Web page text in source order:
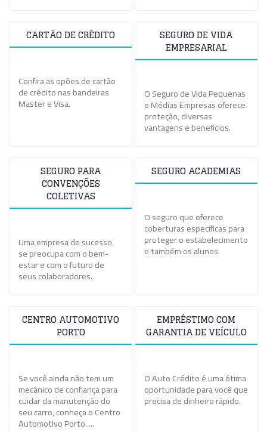
CARTÃO DE CRÉDITO
Confira as opões de cartão
de crédito nas bandeiras
Master e Visa.
SEGURO DE VIDA
EMPRESARIAL
O Seguro de Vida Pequenas
e Médias Empresas oferece
proteção, diversas
vantagens e benefícios.
SEGURO PARA
CONVENÇÕES
COLETIVAS
Uma empresa de sucesso
se preocupa com o bem-
estar e com o futuro de
seus colaboradores.
SEGURO ACADEMIAS
O seguro que oferece
coberturas específicas para
proteger o estabelecimento
e também os alunos.
CENTRO AUTOMOTIVO
PORTO
Se você ainda não tem um
mecânico de confiança para
cuidar da manutenção do
seu carro, conheça o Centro
Automotivo Porto. ...
EMPRÉSTIMO COM
GARANTIA DE VEÍCULO
O Auto Crédito é uma ótima
oportunidade para você que
precisa de dinheiro rápido.